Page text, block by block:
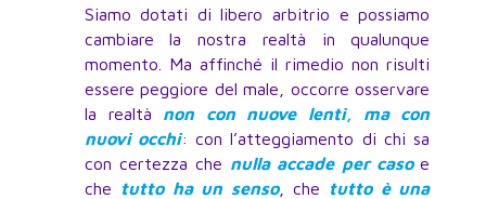
Siamo dotati di libero arbitrio e possiamo
cambiare la nostra realtà in qualunque
momento. Ma affinché il rimedio non risulti
essere peggiore del male, occorre osservare
la realtà
non con nuove lenti, ma con
nuovi occhi: con l’atteggiamento di chi sa
con certezza che nulla accade per caso e
che tutto ha un senso, che tutto è una